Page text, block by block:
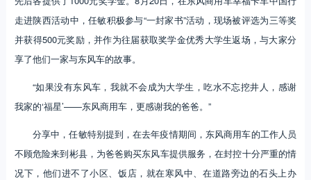
走进陕西活动中，任敏积极参与“一封家书”活动，现场被评选为三等奖
并获得500元奖励，并作为往届获取奖学金优秀大学生返场，与大家分
享了他们一家与东风车的故事。
“如果没有东风车，我就不会成为大学生，吃水不忘挖井人，感谢
我家的‘福星’——东风商用车，更感谢我的爸爸。”
分享中，任敏特别提到，在去年疫情期间，东风商用车的工作人员
不顾危险来到彬县，为爸爸购买东风车提供服务，在封控十分严重的情
况下，他们进不了小区、饭店，就在寒风中、在道路旁边的石头上办